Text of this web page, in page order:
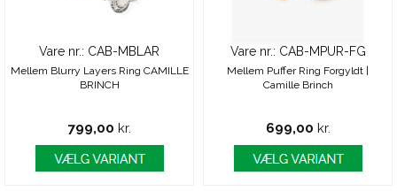
Vare nr.: CAB-MBLAR
Mellem Blurry Layers Ring CAMILLE
BRINCH
799,00 kr.
Vare nr.: CAB-MPUR-FG
Mellem Puffer Ring Forgyldt |
Camille Brinch
699,00 kr.